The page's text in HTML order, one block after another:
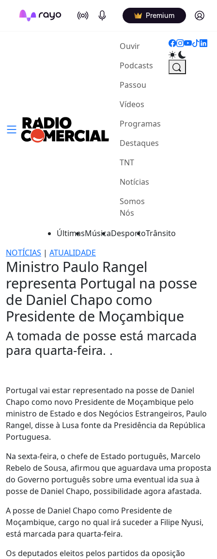
On Air Podcasts Premium Log in
Ouvir(current)
Podcasts
Passou
Vídeos
Programas
Destaques
TNT
Notícias
Somos
Nós
ÚltimasMúsicaDesportoTrânsito
NOTÍCIAS | ATUALIDADE
Ministro Paulo Rangel
representa Portugal na posse
de Daniel Chapo como
Presidente de Moçambique
A tomada de posse está marcada
para quarta-feira. .
Portugal vai estar representado na posse de Daniel
Chapo como novo Presidente de Moçambique pelo
ministro de Estado e dos Negócios Estrangeiros, Paulo
Rangel, disse à Lusa fonte da Presidência da República
Portuguesa.
Na sexta-feira, o chefe de Estado português, Marcelo
Rebelo de Sousa, afirmou que aguardava uma proposta
do Governo português sobre uma eventual ida sua à
posse de Daniel Chapo, possibilidade agora afastada.
A posse de Daniel Chapo como Presidente de
Moçambique, cargo no qual irá suceder a Filipe Nyusi,
está marcada para quarta-feira.
Os deputados eleitos pelos partidos da oposição